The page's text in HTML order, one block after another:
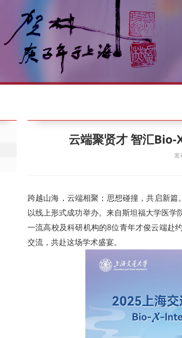
云端聚贤才 智汇
发
跨越山海，云端相聚；思想碰撞，共启新
以线上形式成功举办。来自斯坦福大学医
一流高校及科研机构的8位青年才俊云端赴
交流，共赴这场学术盛宴。